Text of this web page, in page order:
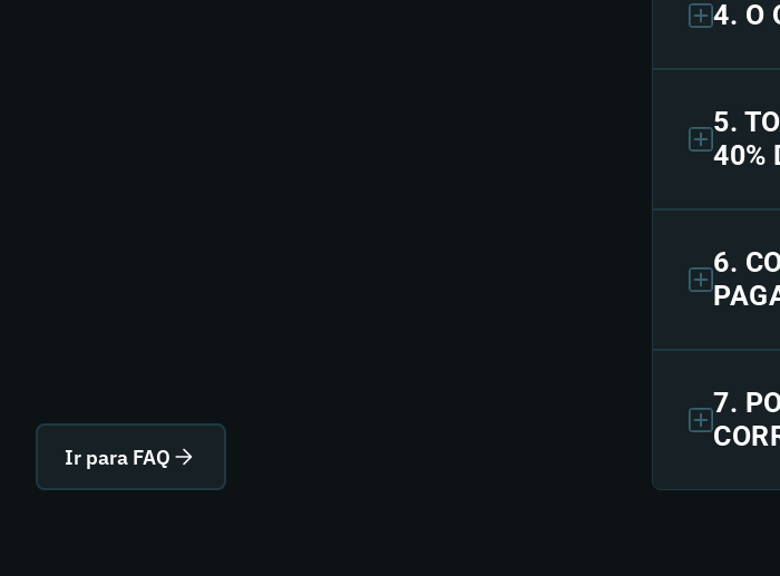
Ir para FAQ
4. O
5.
40%
6.
7.